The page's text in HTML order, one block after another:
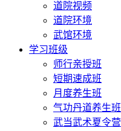
道院视频
道院环境
武馆环境
学习班级
师行亲授班
短期速成班
月度养生班
气功丹道养生班
武当武术夏令营